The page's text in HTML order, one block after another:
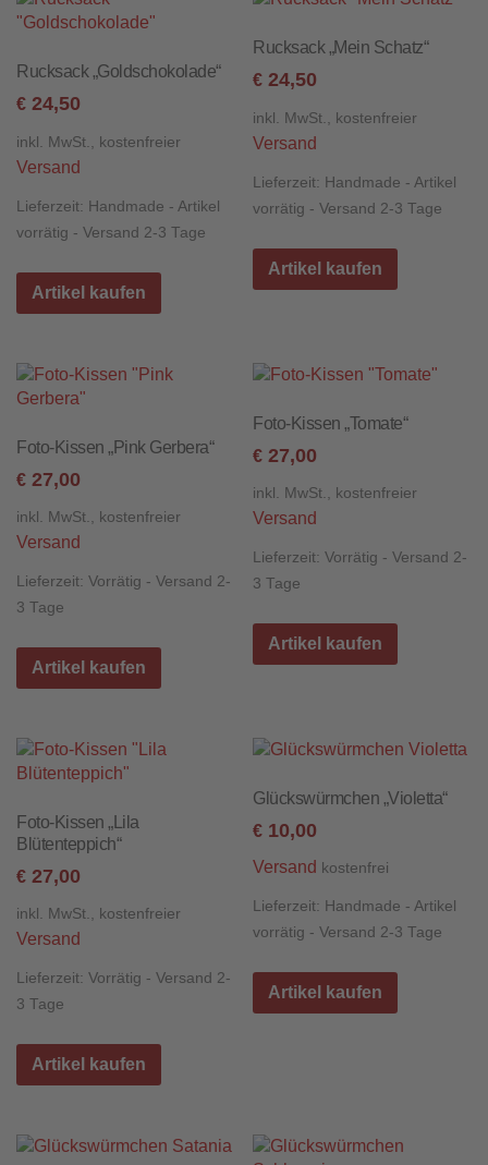
Rucksack „Goldschokolade“
€ 24,50
inkl. MwSt., kostenfreier
Versand
Lieferzeit: Handmade - Artikel
vorrätig - Versand 2-3 Tage
Artikel kaufen
Rucksack „Mein Schatz“
€ 24,50
inkl. MwSt., kostenfreier
Versand
Lieferzeit: Handmade - Artikel
vorrätig - Versand 2-3 Tage
Artikel kaufen
Foto-Kissen „Pink Gerbera“
€ 27,00
inkl. MwSt., kostenfreier
Versand
Lieferzeit: Vorrätig - Versand 2-
3 Tage
Artikel kaufen
Foto-Kissen „Tomate“
€ 27,00
inkl. MwSt., kostenfreier
Versand
Lieferzeit:Vorrätig - Versand 2-
3 Tage
Artikel kaufen
Foto-Kissen „Lila
Blütenteppich“
€ 27,00
inkl. MwSt., kostenfreier
Versand
Lieferzeit: Vorrätig - Versand 2-
3 Tage
Artikel kaufen
Glückswürmchen „Violetta“
€ 10,00
Versand kostenfrei
Lieferzeit: Handmade - Artikel
vorrätig - Versand 2-3 Tage
Artikel kaufen